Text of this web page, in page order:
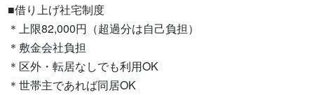
■借り上げ社宅制度
＊上限82,000円（超過分は自己負担）
＊敷金会社負担
＊区外・転居なしでも利用OK
＊世帯主であれば同居OK